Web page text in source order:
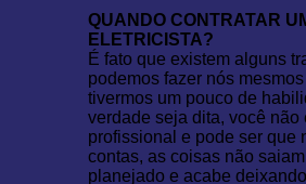
QUANDO CONTRATAR
ELETRICISTA?
É fato que existem alguns
podemos fazer nós
tivermos um pouco de
verdade seja dita, você não
profissional e pode ser que
contas, as coisas não
planejado e acabe